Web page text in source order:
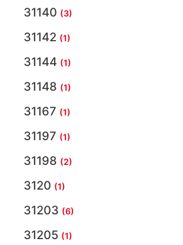
31140 (3)
31142 (1)
31144 (1)
31148 (1)
31167 (1)
31197 (1)
31198 (2)
3120 (1)
31203 (6)
31205 (1)